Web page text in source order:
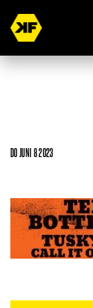
DO JUNI 8 2023